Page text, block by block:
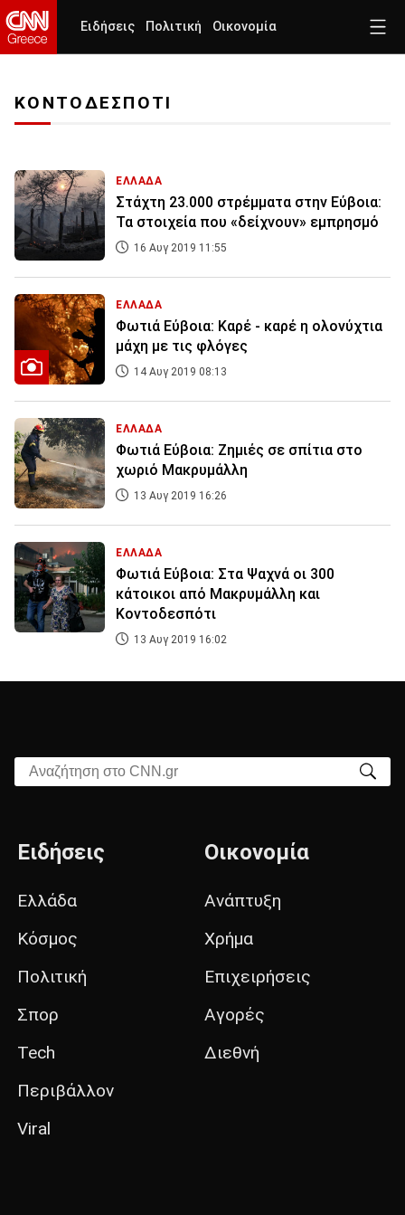
Ειδήσεις Πολιτική Οικονομία
ΚΟΝΤΟΔΕΣΠΟΤΙ
ΕΛΛΑΔΑ
Στάχτη 23.000 στρέμματα στην Εύβοια:
Τα στοιχεία που «δείχνουν» εμπρησμό
16 Αυγ 2019 11:55
ΕΛΛΑΔΑ
Φωτιά Εύβοια: Καρέ - καρέ η ολονύχτια
μάχη με τις φλόγες
14 Αυγ 2019 08:13
ΕΛΛΑΔΑ
Φωτιά Εύβοια: Ζημιές σε σπίτια στο
χωριό Μακρυμάλλη
13 Αυγ 2019 16:26
ΕΛΛΑΔΑ
Φωτιά Εύβοια: Στα Ψαχνά οι 300
κάτοικοι από Μακρυμάλλη και
Κοντοδεσπότι
13 Αυγ 2019 16:02
Αναζήτηση στο CNN.gr
Ειδήσεις
Ελλάδα
Κόσμος
Πολιτική
Σπορ
Tech
Περιβάλλον
Viral
Οικονομία
Ανάπτυξη
Χρήμα
Επιχειρήσεις
Αγορές
Διεθνή